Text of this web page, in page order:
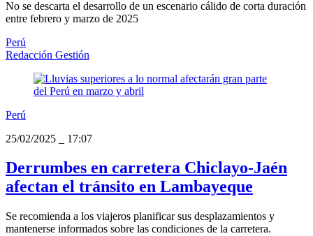
No se descarta el desarrollo de un escenario cálido de corta duración
entre febrero y marzo de 2025
Perú
Redacción Gestión
Perú
25/02/2025
17:07
Derrumbes en carretera Chiclayo-Jaén
afectan el tránsito en Lambayeque
Se recomienda a los viajeros planificar sus desplazamientos y
mantenerse informados sobre las condiciones de la carretera.